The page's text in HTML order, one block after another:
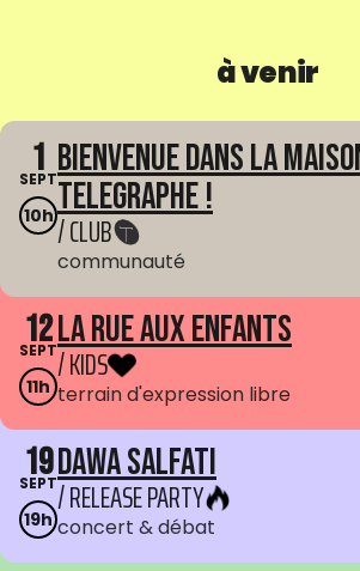
à venir
1
SEPT
10h
Bienvenue dans La
Telegraphe !
/ CLUB
communauté
12
SEPT
11h
La Rue aux enfants
/ KIDS
terrain d'expression libre
19
SEPT
19h
Dawa Salfati
/ RELEASE PARTY
concert & débat